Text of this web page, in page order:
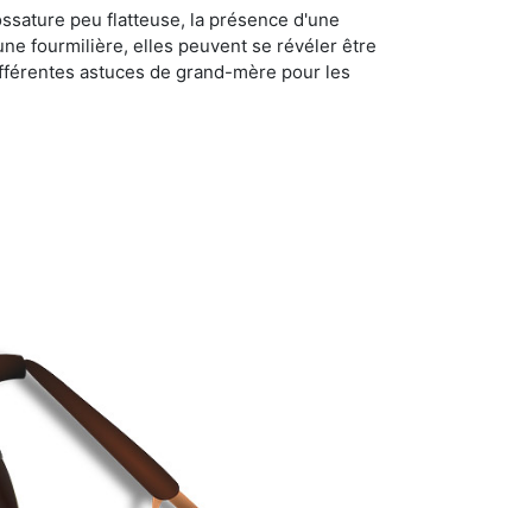
peu flatteuse, la présence d'une
fourmilière, elles peuvent se révéler être
astuces de grand-mère pour les